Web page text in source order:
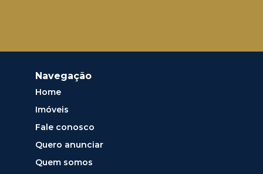
Navegação
Home
Imóveis
Fale conosco
Quero anunciar
Quem somos